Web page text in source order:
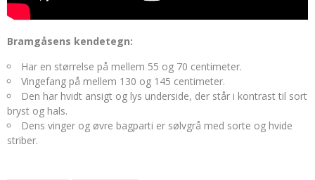
Bramgåsens kendetegn:
Har en størrelse på mellem 55 og 70 centimeter.
Vingefang på mellem 130 og 145 centimeter.
Den har hvidt ansigt og lys underside, der står i kontrast til sort
bryst og hals.
Dens vinger og øvre bagparti er sølvgrå med sorte og hvide
striber.